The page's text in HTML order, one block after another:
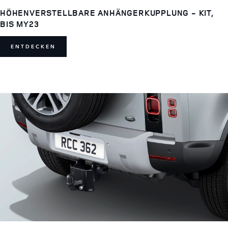
HÖHENVERSTELLBARE ANHÄNGERKUPPLUNG - KIT,
BIS MY23
ENTDECKEN